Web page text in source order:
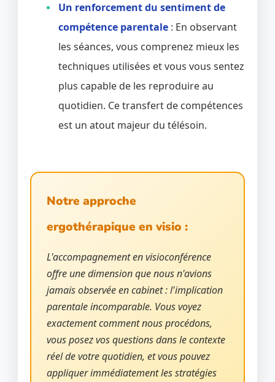
Un renforcement du sentiment de
compétence parentale : En observant
les séances, vous comprenez mieux les
techniques utilisées et vous vous sentez
plus capable de les reproduire au
quotidien. Ce transfert de compétences
est un atout majeur du télésoin.
Notre approche
ergothérapique en visio :
L'accompagnement en visioconférence
offre une dimension que nous n'avions
jamais observée en cabinet : l'implication
parentale incomparable. Vous voyez
exactement comment nous procédons,
vous posez vos questions dans le contexte
réel de votre quotidien, et vous pouvez
appliquer immédiatement les stratégies